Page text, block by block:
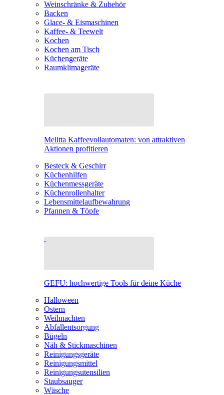
Weinschränke & Zubehör
Backen
Glace- & Eismaschinen
Kaffee- & Teewelt
Kochen
Kochen am Tisch
Küchengeräte
Raumklimageräte
Melitta Kaffeevollautomaten: von attraktiven
Aktionen profitieren
Besteck & Geschirr
Küchenhilfen
Küchenmessgeräte
Küchenrollenhalter
Lebensmittelaufbewahrung
Pfannen & Töpfe
GEFU: hochwertige Tools für deine Küche
Halloween
Ostern
Weihnachten
Abfallentsorgung
Bügeln
Näh & Stickmaschinen
Reinigungsgeräte
Reinigungsmittel
Reinigungsutensilien
Staubsauger
Wäsche